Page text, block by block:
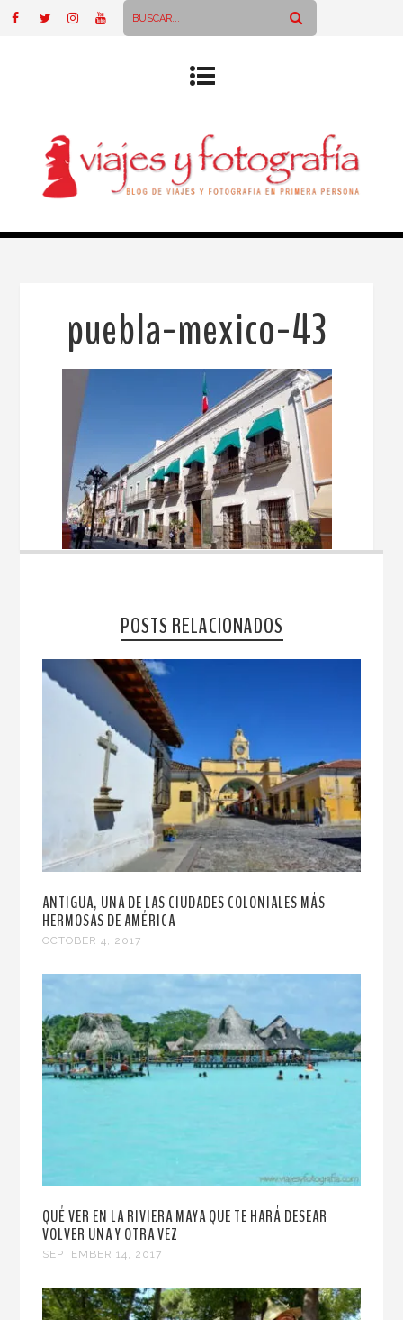
puebla-mexico-43
POSTS RELACIONADOS
ANTIGUA, UNA DE LAS CIUDADES COLONIALES MÁS
HERMOSAS DE AMÉRICA
OCTOBER 4, 2017
QUÉ VER EN LA RIVIERA MAYA QUE TE HARÁ DESEAR
VOLVER UNA Y OTRA VEZ
SEPTEMBER 14, 2017